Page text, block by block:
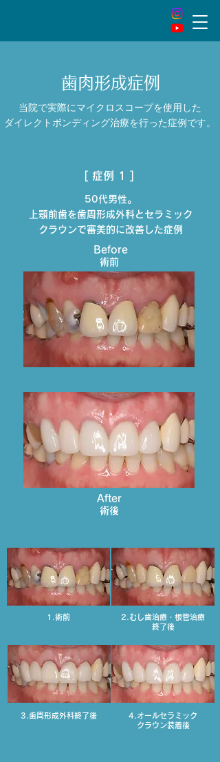
歯肉形成症例
当院で実際にマイクロスコープを使用した
ダイレクトボンディング治療を行った症例です。
[ 症例 1 ]
50代男性。
上顎前歯を歯周形成外科とセラミック
クラウンで審美的に改善した症例
Before
術前
After
術後
1.術前
2.むし歯治療・根管治療
終了後
3.歯周形成外科終了後
4.オールセラミック
クラウン装着後